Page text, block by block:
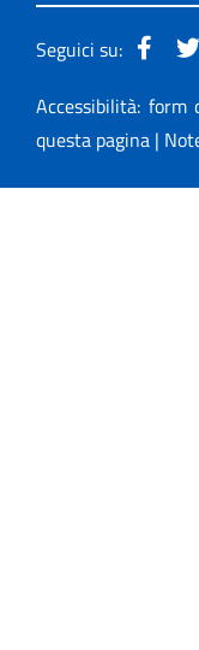
Seguici su:
Accessibilità: form
questa pagina |